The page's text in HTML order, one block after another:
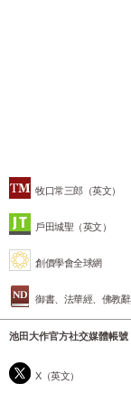
牧口常三郎（英文）
戶田城聖（英文）
創價學會全球網
御書、法華經、佛教
池田大作官方社交媒體帳號
X（英文）